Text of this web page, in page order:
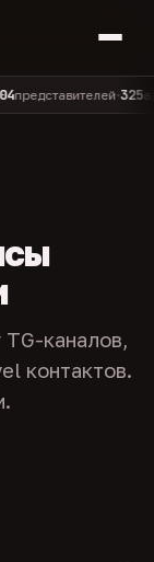
•325
TG-каналов,
контактов.